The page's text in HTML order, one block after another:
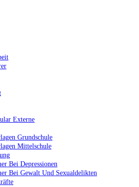
Externe
Grundschule
Mittelschule
Bei Depressionen
Bei Gewalt Und Sexualdelikten